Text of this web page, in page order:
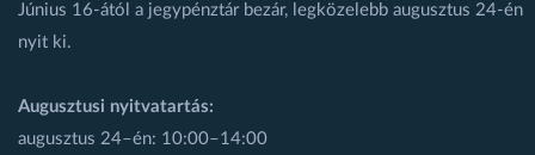
Június 16-ától a jegypénztár bezár, legközelebb augusztus 24-én
nyit ki.
Augusztusi nyitvatartás:
augusztus 24–én: 10:00–14:00